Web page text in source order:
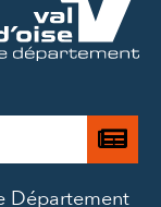
MAIL
Je
Département